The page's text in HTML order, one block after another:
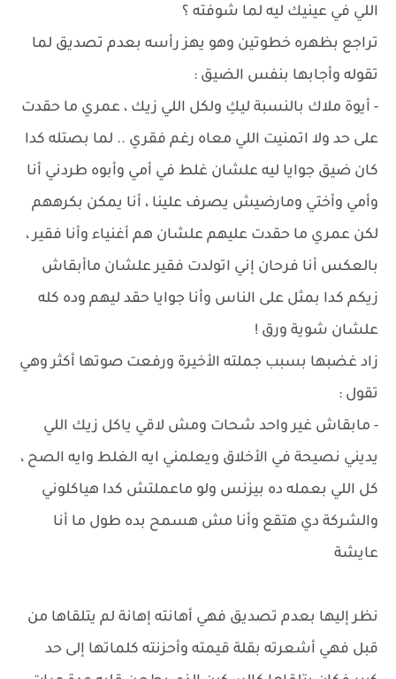
اللي في عينيك ليه لما شوفته ؟
تراجع بظهره خطوتين وهو يهز رأسه بعدم تصديق لما
تقوله وأجابها بنفس الضيق :
- أيوة ملاك بالنسبة ليكِ ولكل اللي زيك ، عمري ما حقدت
على حد ولا اتمنيت اللي معاه رغم فقري .. لما بصتله كدا
كان ضيق جوايا ليه علشان غلط في أمي وأبوه طردني أنا
وأمي وأختي ومارضيش يصرف علينا ، أنا يمكن بكرههم
لكن عمري ما حقدت عليهم علشان هم أغنياء وأنا فقير ،
بالعكس أنا فرحان إني اتولدت فقير علشان ماأبقاش
زيكم كدا بمثل على الناس وأنا جوايا حقد ليهم وده كله
علشان شوية ورق !
زاد غضبها بسبب جملته الأخيرة ورفعت صوتها أكثر وهي
تقول :
- مابقاش غير واحد شحات ومش لاقي ياكل زيك اللي
يديني نصيحة في الأخلاق ويعلمني ايه الغلط وايه الصح ،
كل اللي بعمله ده بيزنس ولو ماعملتش كدا هياكلوني
والشركة دي هتقع وأنا مش هسمح بده طول ما أنا
عايشة
نظر إليها بعدم تصديق فهي أهانته إهانة لم يتلقاها من
قبل فهي أشعرته بقلة قيمته وأحزنته كلماتها إلى حد